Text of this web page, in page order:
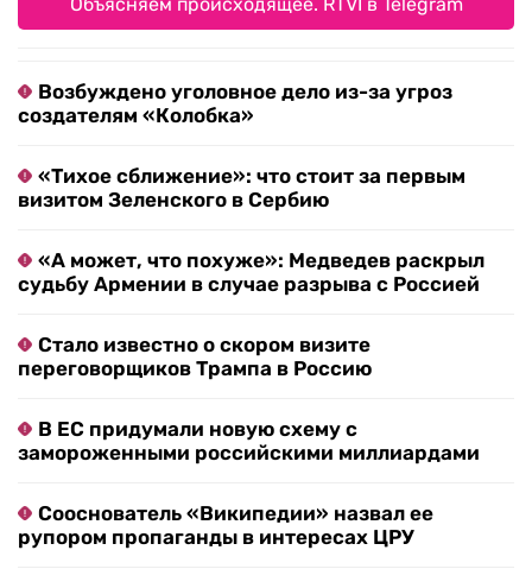
Возбуждено уголовное дело из-за угроз
создателям «Колобка»
«Тихое сближение»: что стоит за первым
визитом Зеленского в Сербию
«А может, что похуже»: Медведев раскрыл
судьбу Армении в случае разрыва с Россией
Стало известно о скором визите
переговорщиков Трампа в Россию
В ЕС придумали новую схему с
замороженными российскими миллиардами
Сооснователь «Википедии» назвал ее
рупором пропаганды в интересах ЦРУ